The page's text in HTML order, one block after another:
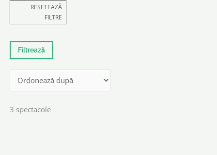
RESETEAZĂ
FILTRE
3 spectacole